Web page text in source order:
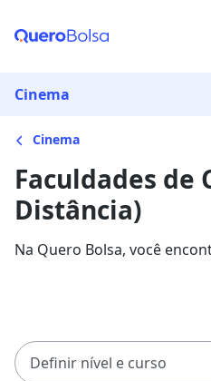
Cinema
Cinema
Faculdades de
Distância)
Na Quero Bolsa, você
Definir nível e curso